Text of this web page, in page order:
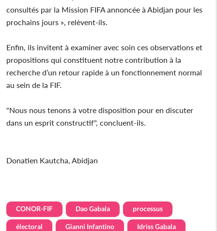
consultés par la Mission FIFA annoncée à Abidjan pour les
prochains jours », relèvent-ils.
Enfin, ils invitent à examiner avec soin ces observations et
propositions qui constituent notre contribution à la
recherche d’un retour rapide à un fonctionnement normal
au sein de la FIF.
"Nous nous tenons à votre disposition pour en discuter
dans un esprit constructif", concluent-ils.
Donatien Kautcha, Abidjan
CONOR-FIF Dao Gabala processus
électoral Gianni Infantino Idriss Gabala